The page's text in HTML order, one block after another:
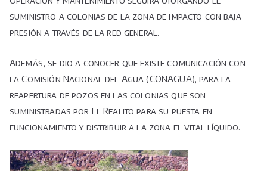
suministro a colonias de la zona de impacto con baja
presión a través de la red general.
Además, se dio a conocer que existe comunicación con
la Comisión Nacional del Agua (CONAGUA), para la
reapertura de pozos en las colonias que son
suministradas por El Realito para su puesta en
funcionamiento y distribuir a la zona el vital líquido.